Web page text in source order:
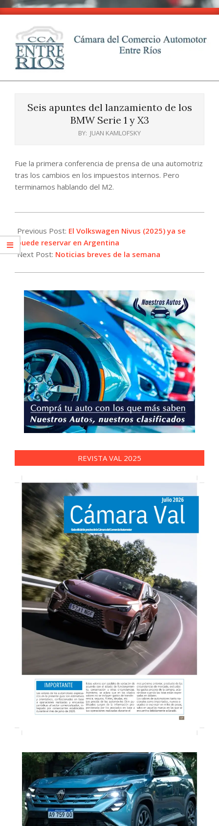
Skip
content
CCA
Entre
Seis apuntes del lanzamiento de los
BMW Serie 1 y X3
BY: JUAN KAMLOFSKY
Fue la primera conferencia de prensa de una automotriz
tras los cambios en los impuestos internos. Pero
terminamos hablando del M2.
02-
07
Previous Post: El Volkswagen Nivus (2025) ya se
puede reservar en Argentina
Next Post: Noticias breves de la semana
REVISTA VAL 2025